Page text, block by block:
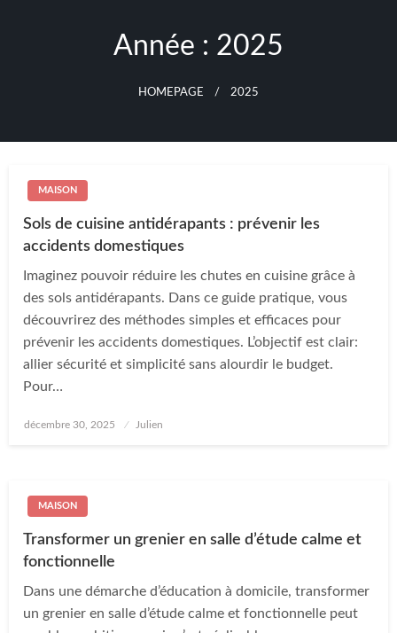
Année : 2025
HOMEPAGE 2025
MAISON
Sols de cuisine antidérapants : prévenir les
accidents domestiques
Imaginez pouvoir réduire les chutes en cuisine grâce à
des sols antidérapants. Dans ce guide pratique, vous
découvrirez des méthodes simples et efficaces pour
prévenir les accidents domestiques. L’objectif est clair:
allier sécurité et simplicité sans alourdir le budget.
Pour…
Posted
décembre 30, 2025 Julien
MAISON
Transformer un grenier en salle d’étude calme et
fonctionnelle
Dans une démarche d’éducation à domicile, transformer
un grenier en salle d’étude calme et fonctionnelle peut